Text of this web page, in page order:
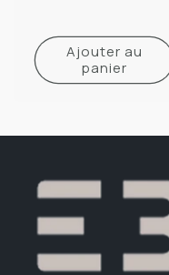
Ajouter au
panier